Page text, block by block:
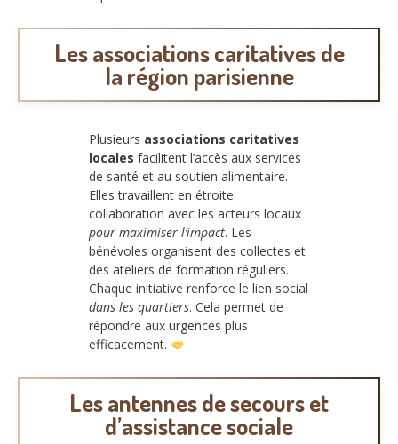
Les associations caritatives de
la région parisienne
Plusieurs associations caritatives
locales facilitent l’accès aux services
de santé et au soutien alimentaire.
Elles travaillent en étroite
collaboration avec les acteurs locaux
pour maximiser l’impact. Les
bénévoles organisent des collectes et
des ateliers de formation réguliers.
Chaque initiative renforce le lien social
dans les quartiers. Cela permet de
répondre aux urgences plus
efficacement.
Les antennes de secours et
d’assistance sociale